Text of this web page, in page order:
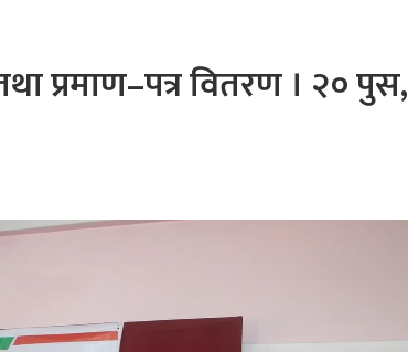
प्रमाण–पत्र वितरण । २० पुस,